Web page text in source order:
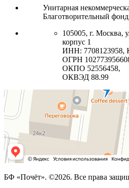
Унитарная
Благотворительный
105005, г. Москва,
корпус 1
ИНН: 7708123958,
ОГРН
ОКПО 52556458,
ОКВЭД 88.99
БФ «Почёт». ©2026. Все права